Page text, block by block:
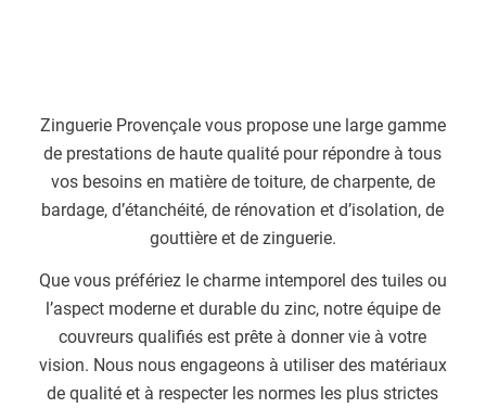
Zinguerie Provençale vous propose une large gamme
de prestations de haute qualité pour répondre à tous
vos besoins en matière de toiture, de charpente, de
bardage, d’étanchéité, de rénovation et d’isolation, de
gouttière et de zinguerie.
Que vous préfériez le charme intemporel des tuiles ou
l’aspect moderne et durable du zinc, notre équipe de
couvreurs qualifiés est prête à donner vie à votre
vision. Nous nous engageons à utiliser des matériaux
de qualité et à respecter les normes les plus strictes